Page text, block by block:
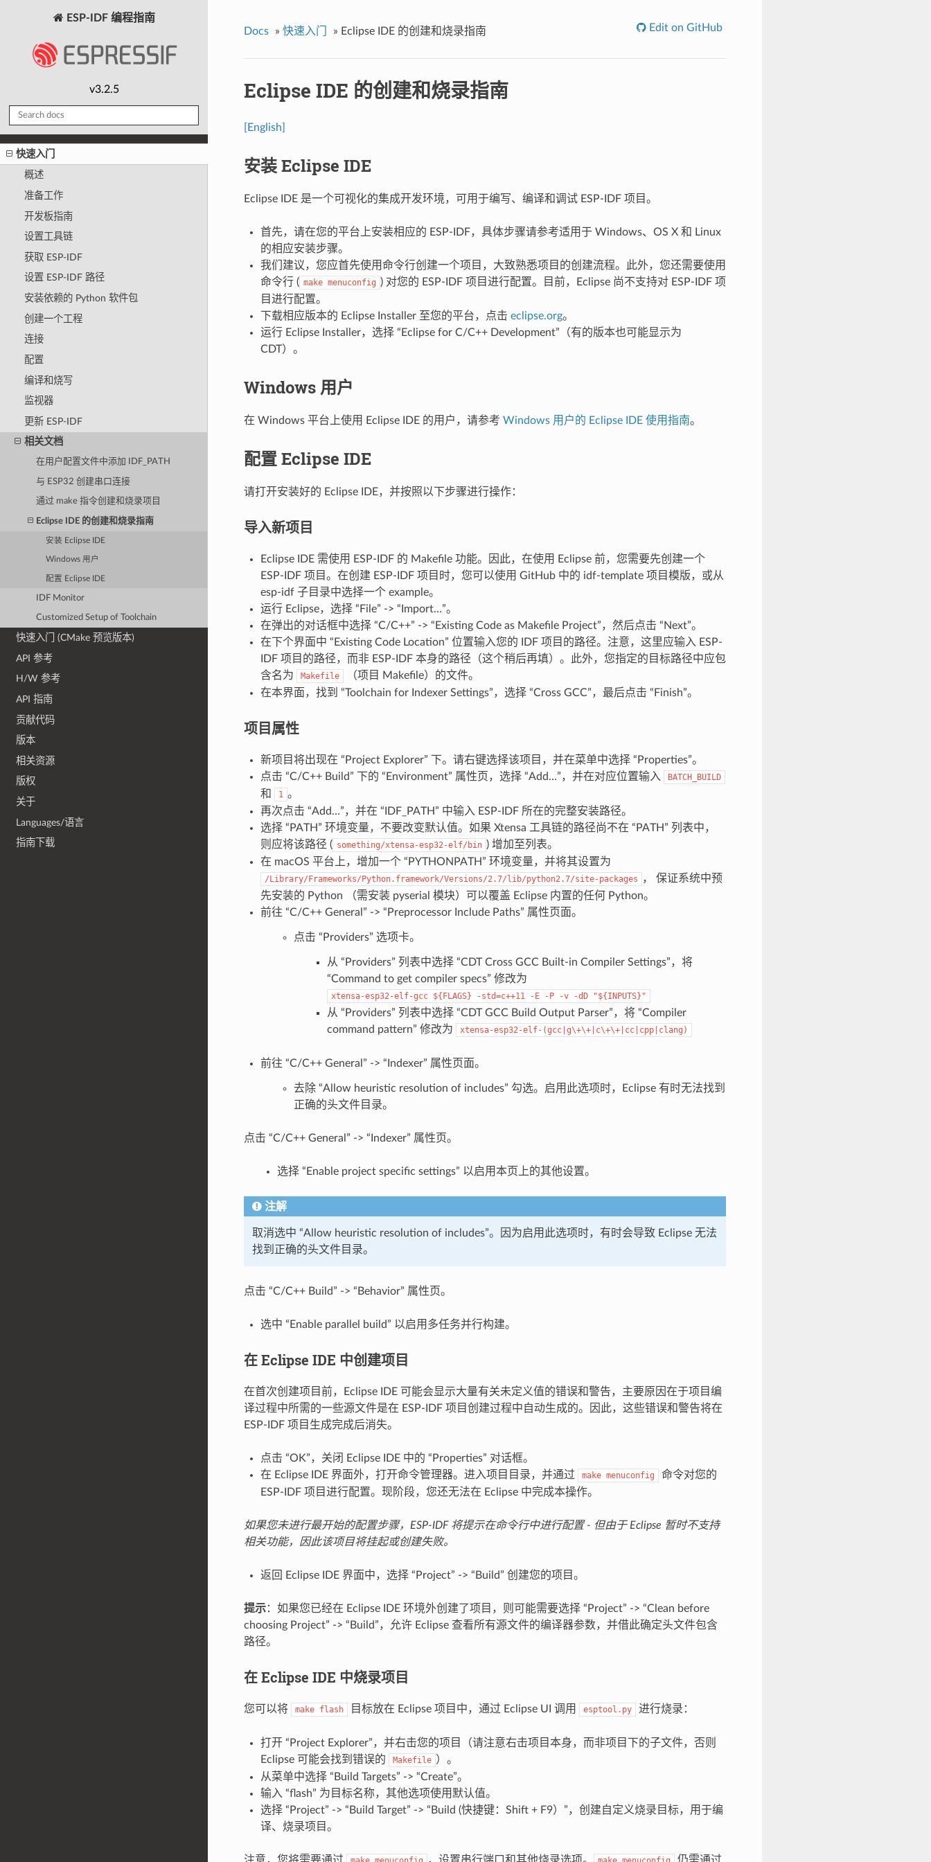
ESP-IDF 编程指南
v3.2.5
快速入门
概述
准备工作
开发板指南
设置工具链
获取 ESP-IDF
设置 ESP-IDF 路径
安装依赖的 Python 软件包
创建一个工程
连接
配置
编译和烧写
监视器
更新 ESP-IDF
相关文档
在用户配置文件中添加 IDF_PATH
与 ESP32 创建串口连接
通过 make 指令创建和烧录项目
Eclipse IDE 的创建和烧录指南
安装 Eclipse IDE
Windows 用户
配置 Eclipse IDE
IDF Monitor
Customized Setup of Toolchain
快速入门 (CMake 预览版本)
API 参考
H/W 参考
API 指南
贡献代码
版本
相关资源
版权
关于
Languages/语言
指南下载
Docs » 快速入门 » Eclipse IDE 的创建和烧录指南 Edit on GitHub
Eclipse IDE 的创建和烧录指南
[English]
安装 Eclipse IDE
Eclipse IDE 是一个可视化的集成开发环境，可用于编写、编译和调试 ESP-IDF 项目。
首先，请在您的平台上安装相应的 ESP-IDF，具体步骤请参考适用于 Windows、OS X 和 Linux
的相应安装步骤。
我们建议，您应首先使用命令行创建一个项目，大致熟悉项目的创建流程。此外，您还需要使用
命令行 ( make menuconfig ) 对您的 ESP-IDF 项目进行配置。目前，Eclipse 尚不支持对 ESP-IDF 项
目进行配置。
下载相应版本的 Eclipse Installer 至您的平台，点击 eclipse.org。
运行 Eclipse Installer，选择 “Eclipse for C/C++ Development”（有的版本也可能显示为
CDT）。
Windows 用户
在 Windows 平台上使用 Eclipse IDE 的用户，请参考 Windows 用户的 Eclipse IDE 使用指南。
配置 Eclipse IDE
请打开安装好的 Eclipse IDE，并按照以下步骤进行操作：
导入新项目
Eclipse IDE 需使用 ESP-IDF 的 Makefile 功能。因此，在使用 Eclipse 前，您需要先创建一个
ESP-IDF 项目。在创建 ESP-IDF 项目时，您可以使用 GitHub 中的 idf-template 项目模版，或从
esp-idf 子目录中选择一个 example。
运行 Eclipse，选择 “File” -> “Import…”。
在弹出的对话框中选择 “C/C++” -> “Existing Code as Makefile Project”，然后点击 “Next”。
在下个界面中 “Existing Code Location” 位置输入您的 IDF 项目的路径。注意，这里应输入 ESP-
IDF 项目的路径，而非 ESP-IDF 本身的路径（这个稍后再填）。此外，您指定的目标路径中应包
含名为
Makefile
（项目 Makefile）的文件。
在本界面，找到 “Toolchain for Indexer Settings”，选择 “Cross GCC”，最后点击 “Finish”。
项目属性
新项目将出现在 “Project Explorer” 下。请右键选择该项目，并在菜单中选择 “Properties”。
点击 “C/C++ Build” 下的 “Environment” 属性页，选择 “Add…”，并在对应位置输入
BATCH_BUILD
和 1 。
再次点击 “Add…”，并在 “IDF_PATH” 中输入 ESP-IDF 所在的完整安装路径。
选择 “PATH” 环境变量，不要改变默认值。如果 Xtensa 工具链的路径尚不在 “PATH” 列表中，
则应将该路径 ( something/xtensa-esp32-elf/bin ) 增加至列表。
在 macOS 平台上，增加一个 “PYTHONPATH” 环境变量，并将其设置为
/Library/Frameworks/Python.framework/Versions/2.7/lib/python2.7/site-packages
， 保证系统中预
先安装的 Python （需安装 pyserial 模块）可以覆盖 Eclipse 内置的任何 Python。
前往 “C/C++ General” -> “Preprocessor Include Paths” 属性页面。
点击 “Providers” 选项卡。
从 “Providers” 列表中选择 “CDT Cross GCC Built-in Compiler Settings”，将
“Command to get compiler specs” 修改为
xtensa-esp32-elf-gcc ${FLAGS} -std=c++11 -E -P -v -dD "${INPUTS}"
从 “Providers” 列表中选择 “CDT GCC Build Output Parser”，将 “Compiler
command pattern” 修改为
xtensa-esp32-elf-(gcc|g\+\+|c\+\+|cc|cpp|clang)
前往 “C/C++ General” -> “Indexer” 属性页面。
去除 “Allow heuristic resolution of includes” 勾选。启用此选项时，Eclipse 有时无法找到
正确的头文件目录。
点击 “C/C++ General” -> “Indexer” 属性页。
选择 “Enable project specific settings” 以启用本页上的其他设置。
注解
取消选中 “Allow heuristic resolution of includes”。因为启用此选项时，有时会导致 Eclipse 无法
找到正确的头文件目录。
点击 “C/C++ Build” -> “Behavior” 属性页。
选中 “Enable parallel build” 以启用多任务并行构建。
在 Eclipse IDE 中创建项目
在首次创建项目前，Eclipse IDE 可能会显示大量有关未定义值的错误和警告，主要原因在于项目编
译过程中所需的一些源文件是在 ESP-IDF 项目创建过程中自动生成的。因此，这些错误和警告将在
ESP-IDF 项目生成完成后消失。
点击 “OK”，关闭 Eclipse IDE 中的 “Properties” 对话框。
在 Eclipse IDE 界面外，打开命令管理器。进入项目目录，并通过
make menuconfig
命令对您的
ESP-IDF 项目进行配置。现阶段，您还无法在 Eclipse 中完成本操作。
如果您未进行最开始的配置步骤，ESP-IDF 将提示在命令行中进行配置 - 但由于 Eclipse 暂时不支持
相关功能，因此该项目将挂起或创建失败。
返回 Eclipse IDE 界面中，选择 “Project” -> “Build” 创建您的项目。
提示：如果您已经在 Eclipse IDE 环境外创建了项目，则可能需要选择 “Project” -> “Clean before
choosing Project” -> “Build”，允许 Eclipse 查看所有源文件的编译器参数，并借此确定头文件包含
路径。
在 Eclipse IDE 中烧录项目
您可以将 make flash 目标放在 Eclipse 项目中，通过 Eclipse UI 调用 esptool.py 进行烧录：
打开 “Project Explorer”，并右击您的项目（请注意右击项目本身，而非项目下的子文件，否则
Eclipse 可能会找到错误的
Makefile ）。
从菜单中选择 “Build Targets” -> “Create”。
输入 “flash” 为目标名称，其他选项使用默认值。
选择 “Project” -> “Build Target” -> “Build (快捷键：Shift + F9）”，创建自定义烧录目标，用于编
译、烧录项目。